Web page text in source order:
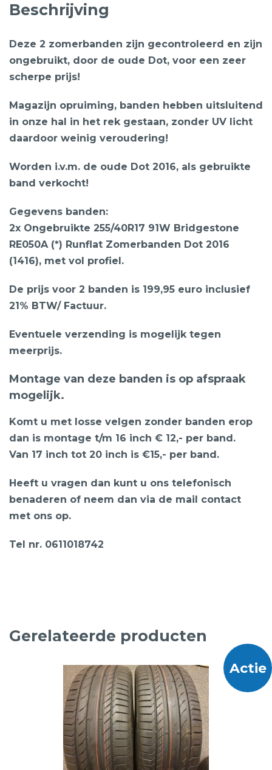
Beschrijving
Deze 2 zomerbanden zijn gecontroleerd en zijn
ongebruikt, door de oude Dot, voor een zeer
scherpe prijs!
Magazijn opruiming, banden hebben uitsluitend
in onze hal in het rek gestaan, zonder UV licht
daardoor weinig veroudering!
Worden i.v.m. de oude Dot 2016, als gebruikte
band verkocht!
Gegevens banden:
2x Ongebruikte 255/40R17 91W Bridgestone
RE050A (*) Runflat Zomerbanden Dot 2016
(1416), met vol profiel.
De prijs voor 2 banden is 199,95 euro inclusief
21% BTW/ Factuur.
Eventuele verzending is mogelijk tegen
meerprijs.
Montage van deze banden is op afspraak
mogelijk.
Komt u met losse velgen zonder banden erop
dan is montage t/m 16 inch € 12,- per band.
Van 17 inch tot 20 inch is €15,- per band.
Heeft u vragen dan kunt u ons telefonisch
benaderen of neem dan via de mail contact
met ons op.
Tel nr. 0611018742
Gerelateerde producten
Actie